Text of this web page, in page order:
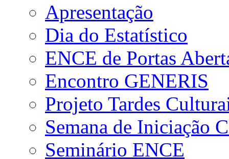
Apresentação
Dia do Estatístico
ENCE de Portas
Encontro GENERIS
Projeto Tardes
Semana de Iniciação
Seminário ENCE